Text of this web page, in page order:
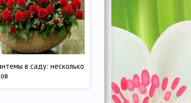
в саду: несколько